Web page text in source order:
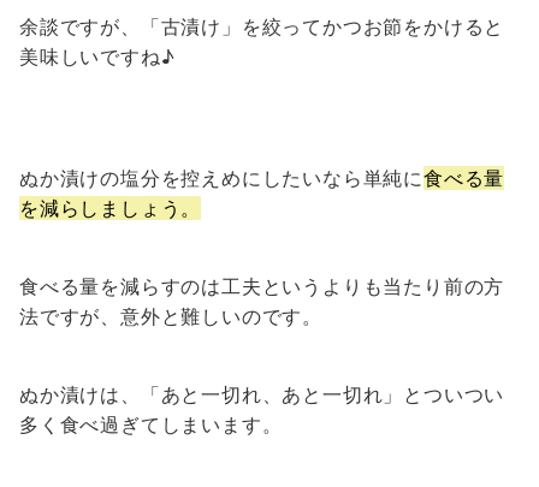
余談ですが、「古漬け」を絞ってかつお節をかけると
美味しいですね♪
ぬか漬けの塩分を控えめにしたいなら単純に食べる量
を減らしましょう。
食べる量を減らすのは工夫というよりも当たり前の方
法ですが、意外と難しいのです。
ぬか漬けは、「あと一切れ、あと一切れ」とついつい
多く食べ過ぎてしまいます。